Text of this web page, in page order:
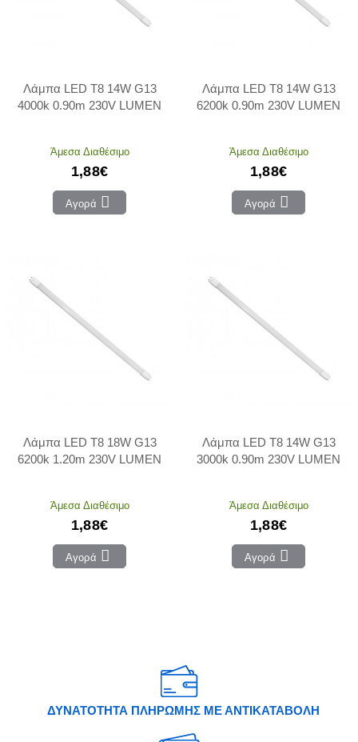
Λάμπα LED T8 14W G13
4000k 0.90m 230V LUMEN
Άμεσα Διαθέσιμο
1,88€
Αγορά
Λάμπα LED T8 14W G13
6200k 0.90m 230V LUMEN
Άμεσα Διαθέσιμο
1,88€
Αγορά
Λάμπα LED T8 18W G13
6200k 1.20m 230V LUMEN
Άμεσα Διαθέσιμο
1,88€
Αγορά
Λάμπα LED T8 14W G13
3000k 0.90m 230V LUMEN
Άμεσα Διαθέσιμο
1,88€
Αγορά
ΔΥΝΑΤΟΤΗΤΑ ΠΛΗΡΩΜΗΣ ΜΕ ΑΝΤΙΚΑΤΑΒΟΛΗ